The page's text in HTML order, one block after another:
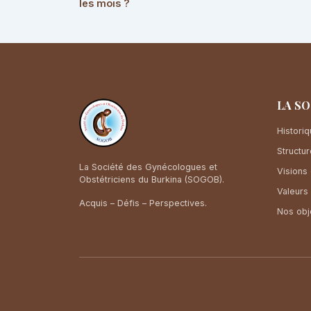
les mois ?
La Société des Gynécologues et
Obstétriciens du Burkina (SOGOB).
Acquis – Défis – Perspectives.
LA
Visions
Nos